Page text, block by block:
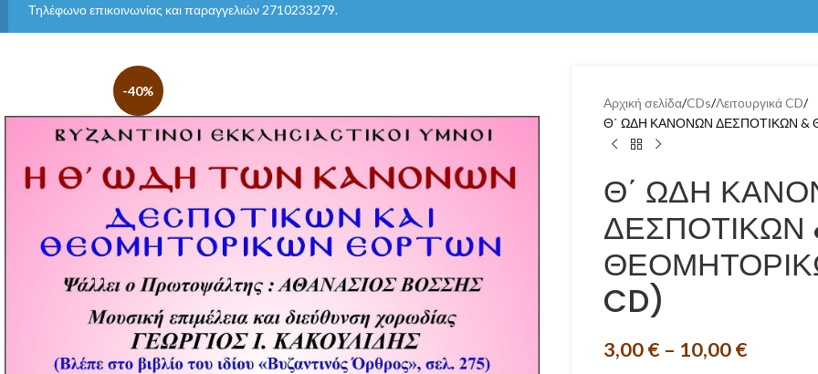
Τηλέφωνο επικοινωνίας και παραγγελιών 2710233279.
-40%
Αρχική σελίδα CDs Λειτουργικά CD
Θ΄ ΩΔΗ ΚΑΝΟΝΩΝ ΔΕΣΠΟΤΙΚΩΝ &
Θ΄ ΩΔΗ
ΔΕΣΠΟΤΙΚΩΝ
CD)
3,00€ – 10,00€